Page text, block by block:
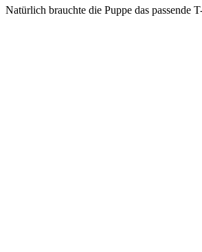
Natürlich brauchte die Puppe das passende